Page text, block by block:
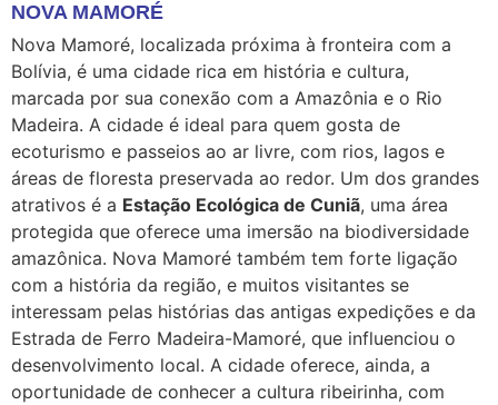
NOVA MAMORÉ
Nova Mamoré, localizada próxima à fronteira com a
Bolívia, é uma cidade rica em história e cultura,
marcada por sua conexão com a Amazônia e o Rio
Madeira. A cidade é ideal para quem gosta de
ecoturismo e passeios ao ar livre, com rios, lagos e
áreas de floresta preservada ao redor. Um dos grandes
atrativos é a Estação Ecológica de Cuniã, uma área
protegida que oferece uma imersão na biodiversidade
amazônica. Nova Mamoré também tem forte ligação
com a história da região, e muitos visitantes se
interessam pelas histórias das antigas expedições e da
Estrada de Ferro Madeira-Mamoré, que influenciou o
desenvolvimento local. A cidade oferece, ainda, a
oportunidade de conhecer a cultura ribeirinha, com